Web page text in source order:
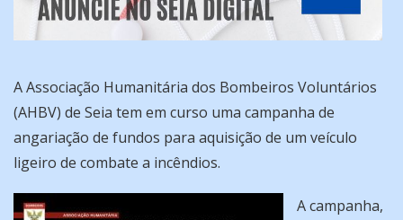
A Associação Humanitária dos Bombeiros Voluntários
(AHBV) de Seia tem em curso uma campanha de
angariação de fundos para aquisição de um veículo
ligeiro de combate a incêndios.
A campanha,